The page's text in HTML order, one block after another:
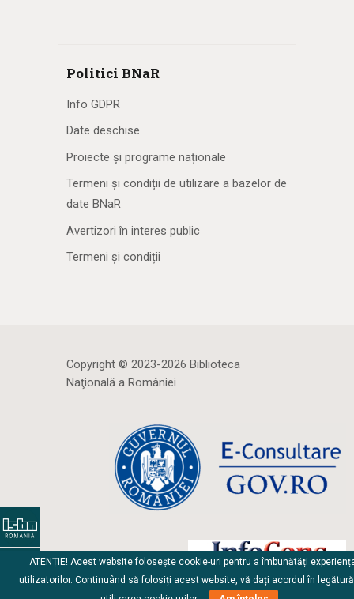
Politici BNaR
Info GDPR
Date deschise
Proiecte și programe naționale
Termeni și condiții de utilizare a bazelor de
date BNaR
Avertizori în interes public
Termeni și condiții
Copyright © 2023-2026 Biblioteca
Naţională a României
ATENȚIE! Acest website folosește cookie-uri pentru a îmbunătăți
utilizatorilor. Continuând să folosiți acest website, vă dați acordul în